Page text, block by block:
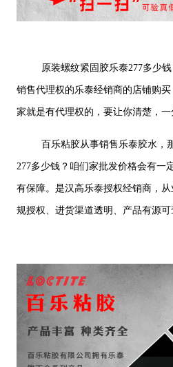
原装螺纹紧固胶乐泰277多少
销售代理权的乐泰经销商的店铺购
家就是有代理权的，要让你清楚，一
百乐粘胶从事销售乐泰胶水，
277多少钱？咱们家批发价格会有一
有保障。是汉高乐泰授权经销商，
规授权、进货渠道透明、产品有源可